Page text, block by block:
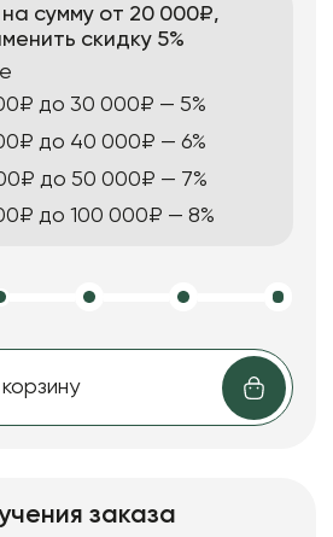
сумму от 20 000₽,
скидку 5%
до 30 000₽ — 5%
до 40 000₽ — 6%
до 50 000₽ — 7%
до 100 000₽ — 8%
заказа